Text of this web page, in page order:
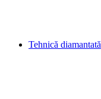
Tehnică diamantată